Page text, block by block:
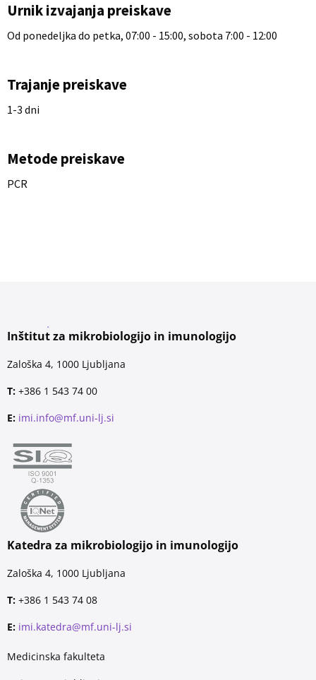
Urnik izvajanja preiskave
Od ponedeljka do petka, 07:00 - 15:00, sobota 7:00 - 12:00
Trajanje preiskave
1-3 dni
Metode preiskave
PCR
Inštitut za mikrobiologijo in imunologijo
Zaloška 4, 1000 Ljubljana
T: +386 1 543 74 00
E: imi.info@mf.uni-lj.si
Katedra za mikrobiologijo in imunologijo
Zaloška 4, 1000 Ljubljana
T: +386 1 543 74 08
E: imi.katedra@mf.uni-lj.si
Medicinska fakulteta